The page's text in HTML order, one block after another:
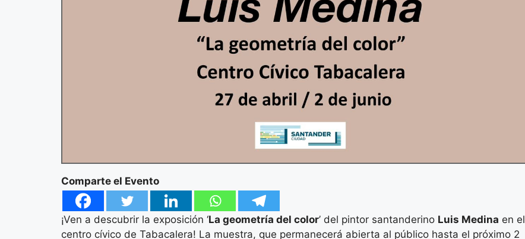
Comparte el Evento
¡Ven a descubrir la exposición ‘La geometría del color’ del pintor santanderino Luis Medina en el
centro cívico de Tabacalera! La muestra, que permanecerá abierta al público hasta el próximo 2